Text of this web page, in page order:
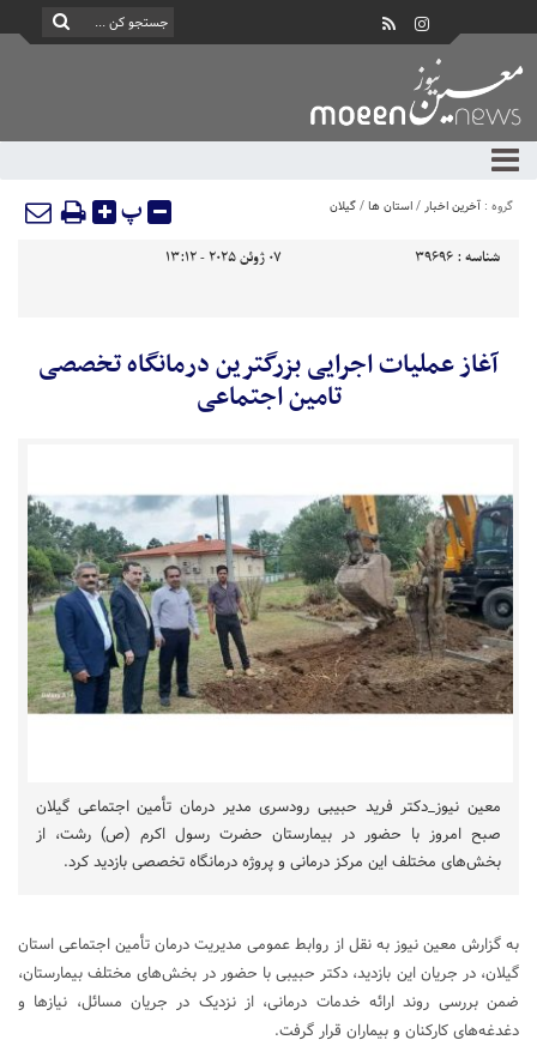
گروه : آخرین اخبار/استان ها/گیلان پ
شناسه : 39696 07 ژوئن 2025 - 13:12
‌آغاز عملیات اجرایی بزرگترین درمانگاه تخصصی
تامین اجتماعی
معین نیوز_دکتر فرید حبیبی رودسری مدیر درمان تأمین اجتماعی گیلان
صبح امروز با حضور در بیمارستان حضرت رسول اکرم (ص) رشت، از
بخش‌های مختلف این مرکز درمانی و پروژه درمانگاه تخصصی بازدید کرد.
به گزارش معین نیوز به نقل از روابط عمومی مدیریت درمان تأمین اجتماعی استان
گیلان، در جریان این بازدید، دکتر حبیبی با حضور در بخش‌های مختلف بیمارستان،
ضمن بررسی روند ارائه خدمات درمانی، از نزدیک در جریان مسائل، نیازها و
دغدغه‌های کارکنان و بیماران قرار گرفت.